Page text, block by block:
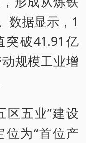
数据显示，1
突破41.91亿
规模工业增
区五业”建设
为“首位产